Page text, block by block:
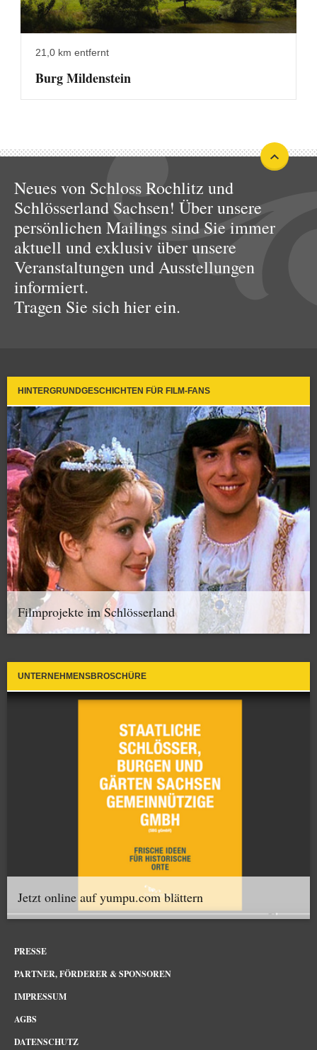
21,0 km entfernt
Burg Mildenstein
Neues von Schloss Rochlitz und
Schlösserland Sachsen! Über unsere
persönlichen Mailings sind Sie immer
aktuell und exklusiv über unsere
Veranstaltungen und Ausstellungen
informiert.
Tragen Sie sich hier ein.
HINTERGRUNDGESCHICHTEN FÜR FILM-FANS
Filmprojekte im Schlösserland
UNTERNEHMENSBROSCHÜRE
Jetzt online auf yumpu.com blättern
PRESSE
PARTNER, FÖRDERER & SPONSOREN
IMPRESSUM
AGBS
DATENSCHUTZ